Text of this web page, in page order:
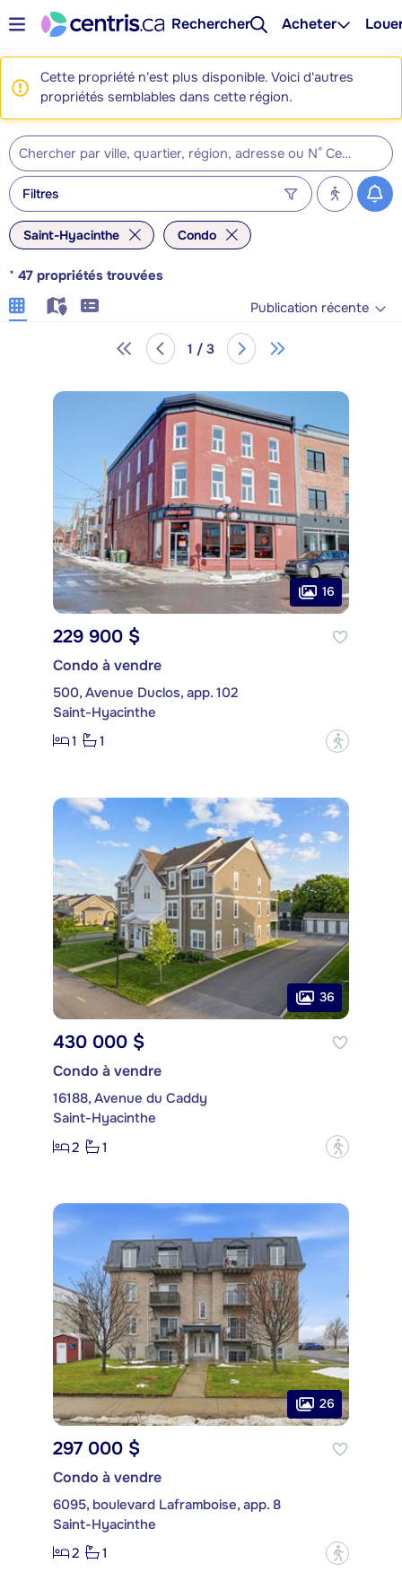
Rechercher Acheter
Cette propriété n'est plus disponible. Voici d'autres
propriétés semblables dans cette région.
Filtres
Saint-Hyacinthe Condo
* 47 propriétés trouvées
Publication récente
1 / 3
16
229 900 $
Condo à vendre
500, Avenue Duclos, app. 102
Saint-Hyacinthe
1
1 ?
36
430 000 $
Condo à vendre
16188, Avenue du Caddy
Saint-Hyacinthe
2
1 ?
26
297 000 $
Condo à vendre
6095, boulevard Laframboise, app. 8
Saint-Hyacinthe
2
1 ?